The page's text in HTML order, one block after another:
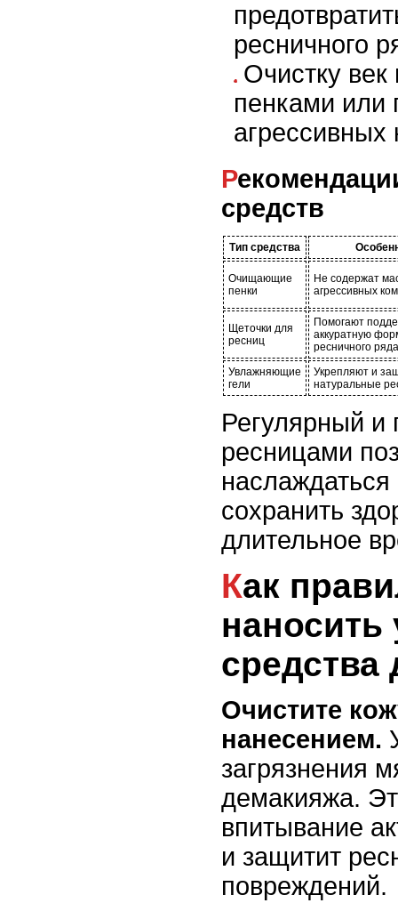
ресничного
Очистку
пенками или
агрессивных
Рекомендации по выбору
средств
Тип средства
Очищающие
пенки
Не содержат
агрессивных
Щеточки для
ресниц
Помогают
аккуратную
ресничного ряда
Увлажняющие
гели
Укрепляют и
натуральные
Регулярный и
ресницами
наслаждаться
сохранить
длительное
Как правильно
средства
Очистите
нанесением.
загрязнения
демакияжа.
впитывание
и защитит
повреждений.